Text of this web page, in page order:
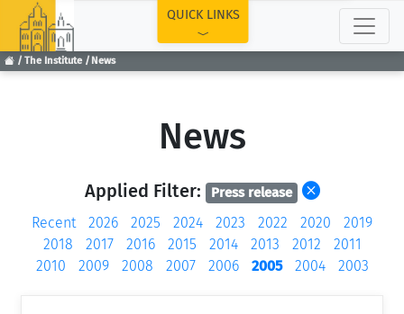
The Institute News
QUICK LINKS
News
Applied Filter: Press release
Recent 2026 2025 2024 2023 2022 2020
2019
2018
2017 2016 2015 2014 2013 2012
2011
2010
2009 2008 2007 2006 2005 2004 2003